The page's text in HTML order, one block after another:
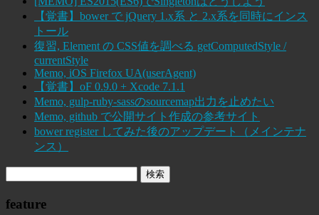
【覚書】bower で jQuery 1.x系 と 2.x系を同時にインス
トール
復習, Element の CSS値を調べる getComputedStyle /
currentStyle
Memo, iOS Firefox UA(userAgent)
【覚書】oF 0.9.0 + Xcode 7.1.1
Memo, gulp-ruby-sassのsourcemap出力を止めたい
Memo, github で公開サイト作成の参考サイト
bower register してみた後のアップデート（メインテナ
ンス）
feature